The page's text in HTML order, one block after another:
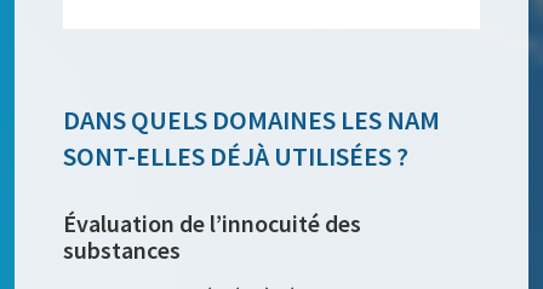
DANS QUELS DOMAINES LES NAM
SONT-ELLES DÉJÀ UTILISÉES ?
Évaluation de l’innocuité des
substances